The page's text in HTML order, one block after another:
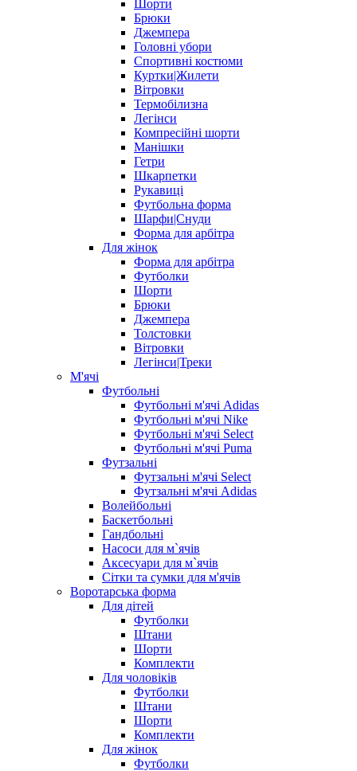
Шорти
Брюки
Джемпера
Головні убори
Спортивні костюми
Куртки|Жилети
Вітровки
Термобілизна
Легінси
Компресійні шорти
Манішки
Гетри
Шкарпетки
Рукавиці
Футбольна форма
Шарфи|Снуди
Форма для арбітра
Для жінок
Форма для арбітра
Футболки
Шорти
Брюки
Джемпера
Толстовки
Вітровки
Легінси|Треки
М'ячі
Футбольні
Футбольні м'ячі Adidas
Футбольні м'ячі Nike
Футбольні м'ячі Select
Футбольні м'ячі Puma
Футзальні
Футзальні м'ячі Select
Футзальні м'ячі Adidas
Волейбольні
Баскетбольні
Гандбольні
Насоси для м`ячів
Аксесуари для м`ячів
Сітки та сумки для м'ячів
Воротарська форма
Для дітей
Футболки
Штани
Шорти
Комплекти
Для чоловіків
Футболки
Штани
Шорти
Комплекти
Для жінок
Футболки